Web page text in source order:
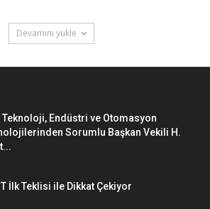
Devamını yükle
Teknoloji, Endüstri ve Otomasyon
Sorumlu Başkan Vekili H.
İlk Teklisi ile Dikkat Çekiyor